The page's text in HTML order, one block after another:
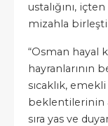
ustalığını,
mizahla
“Osman hayal
hayranlarının
sıcaklık,
beklentilerinin
sıra yas ve